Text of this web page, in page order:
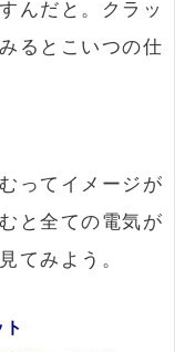
んだと。クラッ
るとこいつの仕
ってイメージが
と全ての電気が
てみよう。